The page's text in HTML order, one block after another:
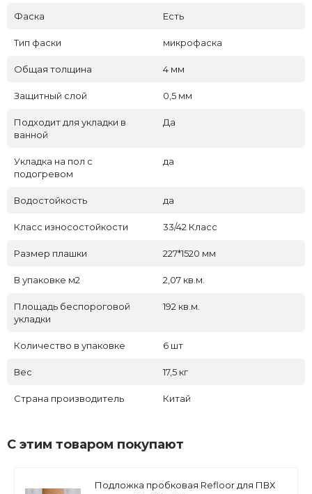
Фаска Есть
Тип фаски микрофаска
Общая толщина 4 мм
Защитный слой 0,5 мм
Подходит для укладки в
ванной
Да
Укладка на пол c
подогревом
да
Водостойкость да
Класс износостойкости 33/42 Класс
Размер плашки 227*1520 мм
В упаковке м2 2,07 кв.м.
Площадь беспороговой
укладки
192 кв.м.
Количество в упаковке 6 шт
Вес 17,5 кг
Страна производитель Китай
С этим товаром покупают
Подложка пробковая Refloor для ПВХ